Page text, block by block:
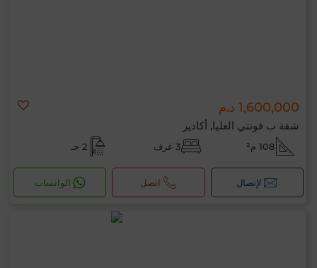
1,600,000 د.م
شقة ب فونتي العليا, أكادير
108 م² 3 غرف 2 حـ
لإتصال اتصل الواتساب